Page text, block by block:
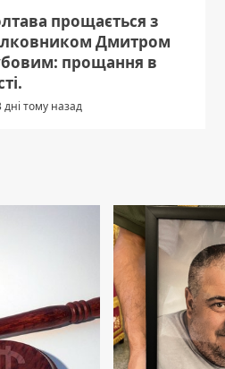
прощається з
Дмитром
прощання в
дні тому назад